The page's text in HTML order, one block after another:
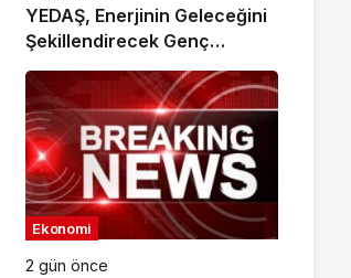
YEDAŞ, Enerjinin Geleceğini
Şekillendirecek Genç
Yetenekleri Arıyor
Ekonomi
2 gün önce